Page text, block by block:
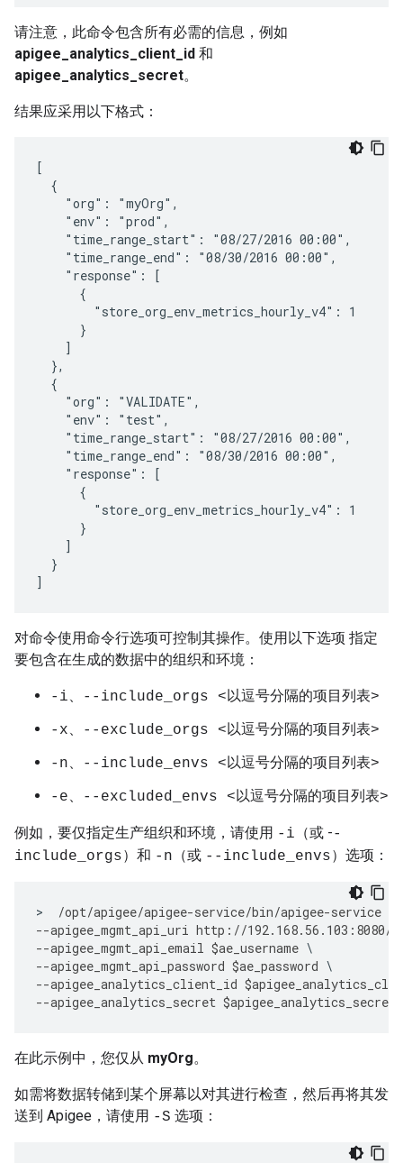
请注意，此命令包含所有必需的信息，例如
apigee_analytics_client_id 和
apigee_analytics_secret。
结果应采用以下格式：
[
  {
    "org": "myOrg",
    "env": "prod",
    "time_range_start": "08/27/2016 00:00",
    "time_range_end": "08/30/2016 00:00",
    "response": [
      {
        "store_org_env_metrics_hourly_v4": 1
      }
    ]
  },
  {
    "org": "VALIDATE",
    "env": "test",
    "time_range_start": "08/27/2016 00:00",
    "time_range_end": "08/30/2016 00:00",
    "response": [
      {
        "store_org_env_metrics_hourly_v4": 1
      }
    ]
  }
]
对命令使用命令行选项可控制其操作。使用以下选项 指定
要包含在生成的数据中的组织和环境：
-i、--include_orgs <以逗号分隔的项目列表>
-x、--exclude_orgs <以逗号分隔的项目列表>
-n、--include_envs <以逗号分隔的项目列表>
-e、--excluded_envs <以逗号分隔的项目列表>
例如，要仅指定生产组织和环境，请使用 -i （或 --
include_orgs）和 -n （或 --include_envs）选项：
> /opt/apigee/apigee-service/bin/apigee-service
--apigee_mgmt_api_uri http : //192.168. 56.103 : 8080/
--apigee_mgmt_api_email $ae_username
--apigee_mgmt_api_password $ae_password
--apigee_analytics_client_id $
--apigee_analytics_secret $apigee_analytics_secret
在此示例中，您仅从 myOrg。
如需将数据转储到某个屏幕以对其进行检查，然后再将其发
送到 Apigee，请使用 -S 选项：